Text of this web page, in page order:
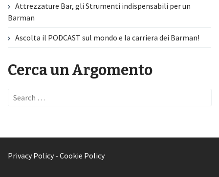
Attrezzature Bar, gli Strumenti indispensabili per un
Barman
Ascolta il PODCAST sul mondo e la carriera dei Barman!
Cerca un Argomento
Privacy Policy - Cookie Policy